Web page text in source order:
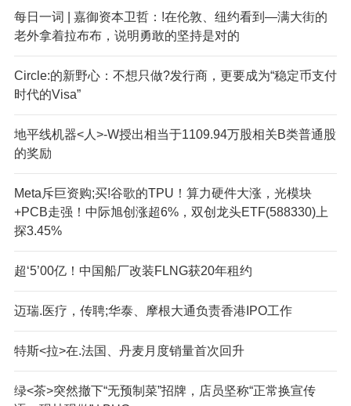
每日一词 | 嘉御资本卫哲：!在伦敦、纽约看到—满大街的
老外拿着拉布布，说明勇敢的坚持是对的
Circle:的新野心：不想只做?发行商，更要成为“稳定币支付
时代的Visa”
地平线机器<人>-W授出相当于1109.94万股相关B类普通股
的奖励
Meta斥巨资购;买!谷歌的TPU！算力硬件大涨，光模块
+PCB走强！中际旭创涨超6%，双创龙头ETF(588330)上
探3.45%
超‘5’00亿！中国船厂改装FLNG获20年租约
迈瑞.医疗，传聘;华泰、摩根大通负责香港IPO工作
特斯<拉>在.法国、丹麦月度销量首次回升
绿<茶>突然撤下“无预制菜”招牌，店员坚称“正常换宣传